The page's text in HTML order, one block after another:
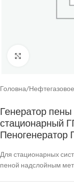
Головна/
Генератор
стационарный
Для стационарных
пеной надслойным